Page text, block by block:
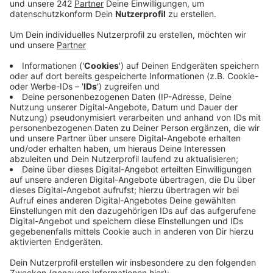
Krankenhaus mit den hohen Temperaturen in
Zusammenhang stehen oder ob Hinweise auf ein
Fremdverschulden vorliegen.
Anzeige
Das Krankenhaus bestätigt die Zahl der Todesfälle,
betont jedoch, dass diese für eine Klinik mit vielen
älteren und schwer kranken Patienten nicht
ungewöhnlich sei.
Auch in Köln verzeichnete der Rettungsdienst deutlich
mehr Einsätze. Zudem starben am Wochenende mehr
als 100 Menschen – nach Angaben der Polizei deutlich
mehr als üblich. Ob die Hitze tatsächlich die Ursache
dafür war, kann erst nach Abschluss der medizinischen